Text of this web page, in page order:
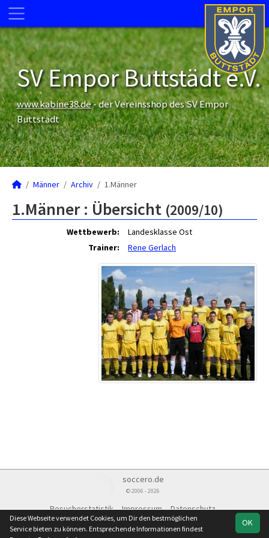
SV Empor Buttstädt e.V.
www.kabine38.de- der Vereinsshop des SV Empor
Buttstädt
Männer Archiv 1.Männer
1.Männer : Übersicht (2009/10)
Wettbewerb:
Landesklasse Ost
Trainer:
Rene Gerlach
soccero.de
© 2006 - 2026
Besucherstatistik Impressum
Datenschutz
OK
Diese Webseite verwendet Cookies, um Dir den bestmöglichen
Service bieten zu können. Entsprechende Informationen findest